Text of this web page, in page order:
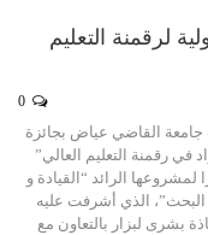
لرقمنة التعليم
القاضي عياض بجائزة
في رقمنة التعليم العالي”
لمشروعها الرائد “القيادة و
البحث”، الذي أشرفت عليه
بشرى لبزار بالتعاون مع